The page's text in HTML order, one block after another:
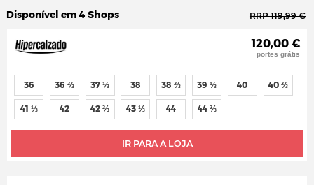
Disponível em 4 Shops RRP 119,99 €
120,00 €
portes grátis
IR PARA A LOJA
36 36 ⅔ 37 ⅓ 38 38 ⅔ 39 ⅓ 40 40 ⅔
41 ⅓ 42 42 ⅔ 43 ⅓ 44 44 ⅔